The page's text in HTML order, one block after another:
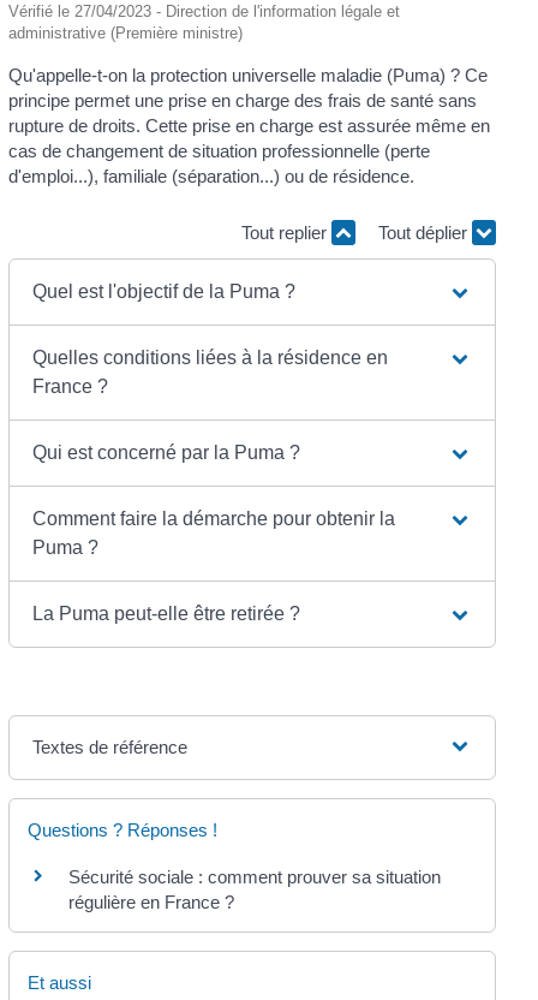
Vérifié le 27/04/2023 - Direction de l'information légale et
administrative (Première ministre)
Qu'appelle-t-on la protection universelle maladie (Puma) ? Ce
principe permet une prise en charge des frais de santé sans
rupture de droits. Cette prise en charge est assurée même en
cas de changement de situation professionnelle (perte
d'emploi...), familiale (séparation...) ou de résidence.
Tout replier Tout déplier
Quel est l'objectif de la Puma ?
Quelles conditions liées à la résidence en
France ?
Qui est concerné par la Puma ?
Comment faire la démarche pour obtenir la
Puma ?
La Puma peut-elle être retirée ?
Textes de référence
Questions ? Réponses !
Sécurité sociale : comment prouver sa situation
régulière en France ?
Et aussi